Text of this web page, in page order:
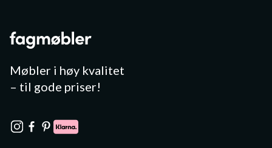
Møbler i høy kvalitet
– til gode priser!